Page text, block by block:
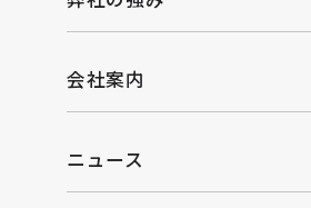
会社案内
ニュース